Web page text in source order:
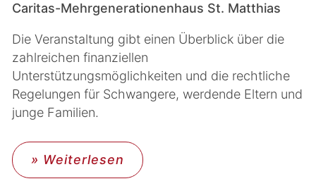
Caritas-Mehrgenerationenhaus St. Matthias
Die Veranstaltung gibt einen Überblick über die
zahlreichen finanziellen
Unterstützungsmöglichkeiten und die rechtliche
Regelungen für Schwangere, werdende Eltern und
junge Familien.
» Weiterlesen